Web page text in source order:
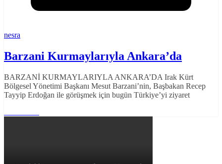
nesra
Barzani Kurmaylarıyla Ankara’da
BARZANİ KURMAYLARIYLA ANKARA’DA Irak Kürt
Bölgesel Yönetimi Başkanı Mesut Barzani’nin, Başbakan Recep
Tayyip Erdoğan ile görüşmek için bugün Türkiye’yi ziyaret